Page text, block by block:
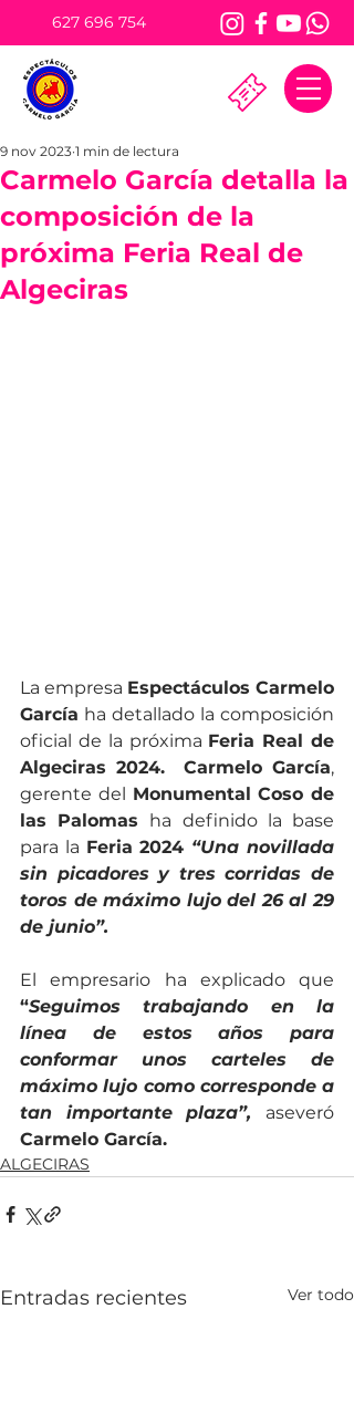
627 696 754
Carmelo García detalla la
composición de la
próxima Feria Real de
Algeciras
9 nov 2023 1 min de lectura
La empresa Espectáculos Carmelo
García ha detallado la composición
oficial de la próxima Feria Real de
Algeciras 2024.
Carmelo García,
gerente del Monumental Coso de
las Palomas ha definido la base
para la Feria 2024 “Una novillada
sin picadores y tres corridas de
toros de máximo lujo del 26 al 29
de junio”.
El empresario
“Seguimos trabajando en la
línea de estos años para
conformar unos carteles de
máximo lujo como corresponde a
tan importante plaza”,
Carmelo García.
ALGECIRAS
Entradas recientes Ver todo